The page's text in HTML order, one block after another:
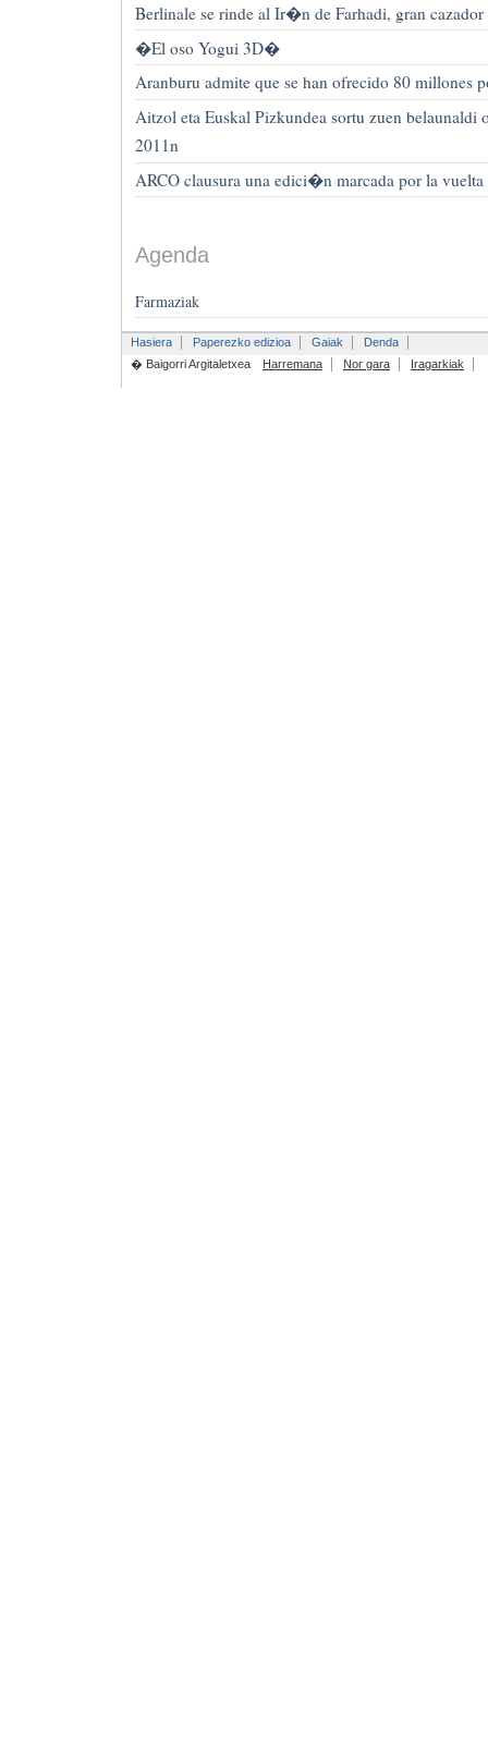
Berlinale se rinde al Ir�n de Farhadi, gran cazador
�El oso Yogui 3D�
Aranburu admite que se han ofrecido 80 millones
Aitzol eta Euskal Pizkundea sortu zuen belaunaldi
2011n
ARCO clausura una edici�n marcada por la
Agenda
Farmaziak
Hasiera Paperezko edizioa Gaiak
Denda
� Baigorri Argitaletxea
Harremana Nor gara Iragarkiak